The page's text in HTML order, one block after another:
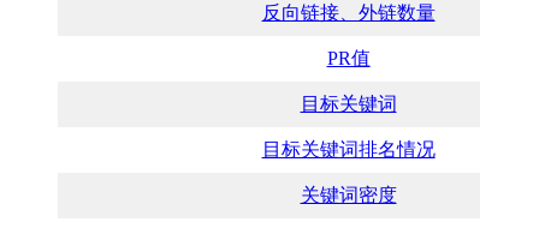
反向链接、外链数量
PR值
目标关键词
目标关键词排名情况
关键词密度